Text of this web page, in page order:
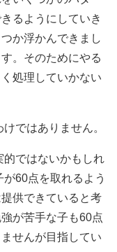
るようにしていき
か浮かんできまし
。そのためにやる
処理していかない
ではありません。
ではないかもしれ
60点を取れるよう
供できていると考
が苦手な子も60点
せんが目指してい